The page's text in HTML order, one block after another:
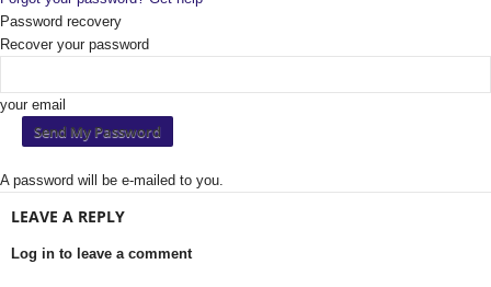
Password recovery
Recover your password
your email
A password will be e-mailed to you.
LEAVE A REPLY
Log in to leave a comment